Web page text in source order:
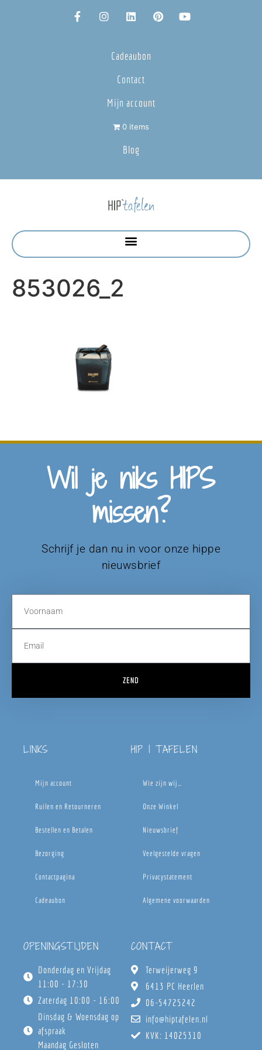
Cadeaubon
Contact
Mijn account
0 items
Blog
853026_2
Wil je niks HIPS
missen?
Schrijf je dan nu in voor onze hippe
nieuwsbrief
ZEND
LINKS
Mijn account
Ruilen en Retourneren
Bestellen en Betalen
Bezorging
Contactpagina
Cadeaubon
HIP | TAFELEN
Wie zijn wij…
Onze Winkel
Nieuwsbrief
Veelgestelde vragen
Privacystatement
Algemene voorwaarden
OPENINGSTIJDEN
Donderdag en Vrijdag
11:00 - 17:30
Zaterdag 10:00 - 16:00
Dinsdag & Woensdag op
afspraak
Maandag Gesloten
CONTACT
Terweijerweg 9
6413 PC Heerlen
06-54725242
info@hiptafelen.nl
KVK: 14025310